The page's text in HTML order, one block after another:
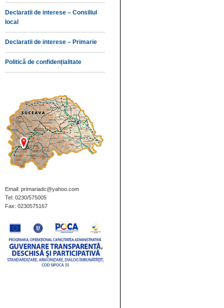
Declaratii de interese – Consiliul
local
Declaratii de interese – Primarie
Politică de confidențialitate
Email: primariadc@yahoo.com
Tel: 0230/575005
Fax: 0230575167